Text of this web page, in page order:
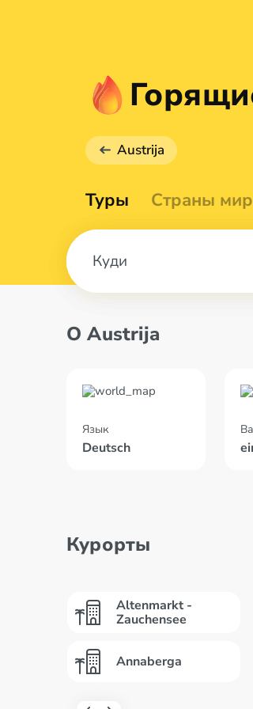
Austrija
Туры Страны
О Austrija
Язык
Deutsch
Курорты
Altenmarkt -
Zauchensee
Annaberga